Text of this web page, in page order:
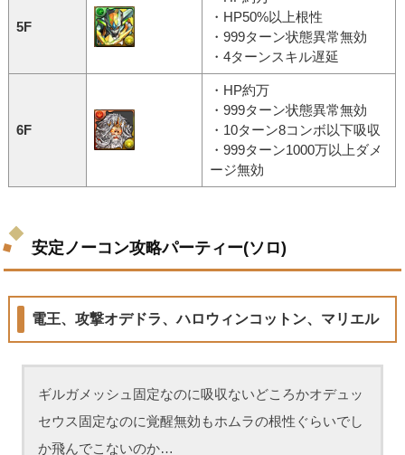
5F
・HP50%以上根性
・999ターン状態異常無効
・4ターンスキル遅延
6F
・HP約万
・999ターン状態異常無効
・10ターン8コンボ以下吸収
・999ターン1000万以上ダメ
ージ無効
安定ノーコン攻略パーティー(ソロ)
電王、攻撃オデドラ、ハロウィンコットン、マリエル
ギルガメッシュ固定なのに吸収ないどころかオデュッ
セウス固定なのに覚醒無効もホムラの根性ぐらいでし
か飛んでこないのか…